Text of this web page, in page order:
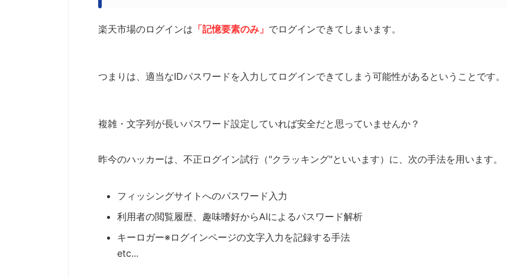
楽天市場のログインは 「記憶要素のみ」 でログインできてしまいます。
つまりは、 適当なIDパスワードを入力してログインできてしまう可能性があるということです。
複雑・文字列が長いパスワード設定していれば安全だと思っていませんか？
昨今のハッカーは、不正ログイン試行（"クラッキング"といいます）に、次の手法を用います。
フィッシングサイトへのパスワード入力
利用者の閲覧履歴、趣味嗜好からAIによるパスワード解析
キーロガー※ログインページの文字入力を記録する手法
etc...